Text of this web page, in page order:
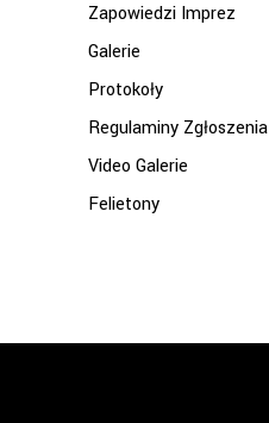
Zapowiedzi Imprez
Galerie
Protokoły
Regulaminy Zgłoszenia
Video Galerie
Felietony